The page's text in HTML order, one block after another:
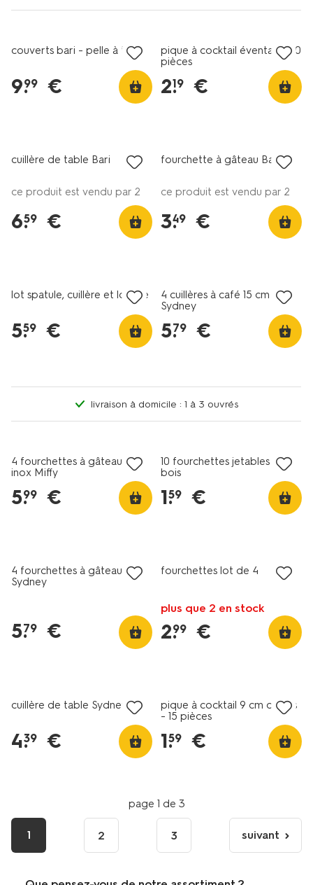
couverts bari - pelle à tarte
9.
99 €
pique à cocktail éventails - 10
pièces
2.
19 €
cuillère de table Bari
ce produit est vendu par 2
6.
59 €
fourchette à gâteau Bari
ce produit est vendu par 2
3.
49 €
lot spatule, cuillère et louche
5.
59 €
4 cuillères à café 15 cm
Sydney
5.
79 €
livraison à domicile : 1 à 3 ouvrés
4 fourchettes à gâteau en
inox Miffy
5.
99 €
10 fourchettes jetables en
bois
1.
59 €
4 fourchettes à gâteau
Sydney
5.
79 €
fourchettes lot de 4
plus que 2 en stock
2.
99 €
cuillère de table Sydney
4.
39 €
pique à cocktail 9 cm cœurs
- 15 pièces
1.
59 €
page 1 de 3
1 2 3
page
suivante
suivant